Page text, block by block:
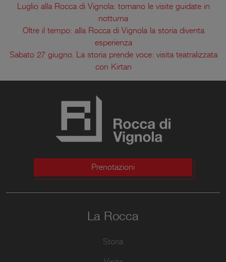
Luglio alla Rocca di Vignola: tornano le visite guidate in
notturna
Oltre il tempo: alla Rocca di Vignola la storia diventa
esperienza
Sabato 27 giugno. La storia prende voce: visita teatralizzata
con Kirtan
Prenotazioni
La Rocca
Storia